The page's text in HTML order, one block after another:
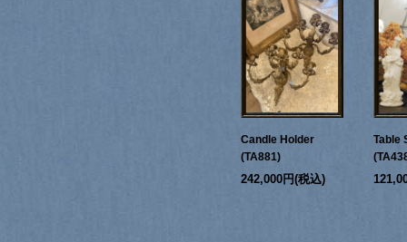
Candle Holder
(TA881)
242,000円(税込)
Table